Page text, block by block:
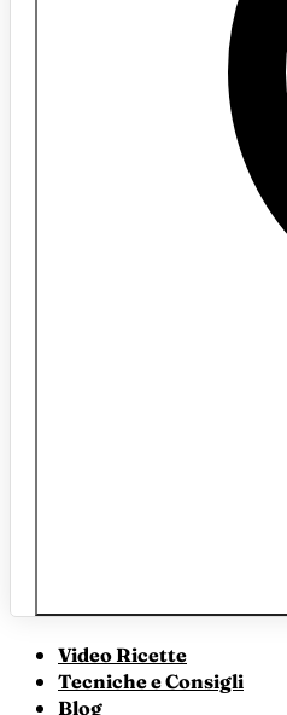
Video Ricette
Tecniche e Consigli
Blog